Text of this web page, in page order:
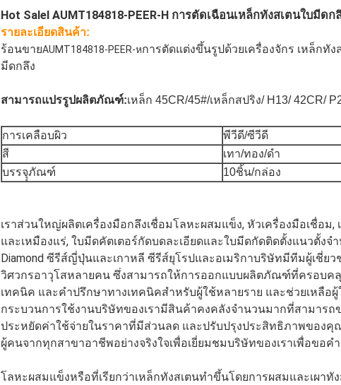
Hot Salel AUMT184818-PEER-H การตัดเฉือนเหล็กทังสเตนใบมี
รายละเอียดสินค้า:
ร้อนขายAUMT184818-PEER-หการตัดแต่งขึ้นรูปด้วยเครื่องจักร เหล็กทั
มีดกลึง
สามารถแปรรูปผลิตภัณฑ์:เหล็ก 45CR/45#/เหล็กสปริง/ H13/ 42CR/
การเคลือบผิว
พีวีดี/ซีวีดี
สี
เทา/ทอง/ดำ
บรรจุุภัณฑ์
10ชิ้น/กล่อง
เราส่วนใหญ่ผลิตเครื่องมือกลึงเชื่อมโลหะผสมแข็ง, หัวเครื่องมือเชื่อม
และเหมืองแร่, ใบมีดคัตเตอร์กัดบดละเอียดและใบมีดกัดติดตั้งแนวตั้งจำ
Diamond ซีรีส์ญี่ปุ่นและเกาหลี ซีรีส์ยุโรปและอเมริกาบริษัทมีทีมผู้เชี่
วิศวกรอาวุโสหลายคน ซึ่งสามารถให้การออกแบบผลิตภัณฑ์ที่ครอบค
เทคนิค และคำปรึกษาทางเทคนิคสำหรับผู้ใช้หลายราย และช่วยเหลือ
กระบวนการใช้งานบริษัทของเรามีสินค้าคงคลังจำนวนมากที่สามาร
ประหยัดค่าใช้จ่ายในราคาที่มีส่วนลด และปรับปรุงประสิทธิภาพของ
ผู้คนจากทุกสาขาอาชีพอย่างจริงใจเพื่อเยี่ยมชมบริษัทของเราเพื่อขอค
โลหะผสมแข็งหรือที่เรียกว่าเหล็กทังสเตนทำขึ้นโดยการผสมและเผา